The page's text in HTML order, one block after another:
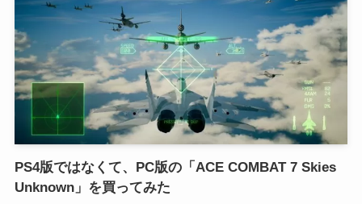
PS4版ではなくて、PC版の「ACE COMBAT 7 Skies
Unknown」を買ってみた